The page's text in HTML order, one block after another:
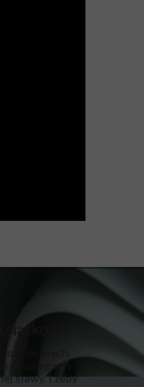
dobranych,
zapragnęły
sławy. I żeby